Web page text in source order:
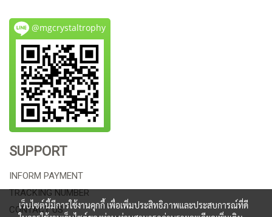
@mgcrystaltrophy
SUPPORT
INFORM PAYMENT
TRACKING NUMBER
CONTACT US
เว็บไซต์นี้มีการใช้งานคุกกี้ เพื่อเพิ่มประสิทธิภาพและประสบการณ์ที่ดี